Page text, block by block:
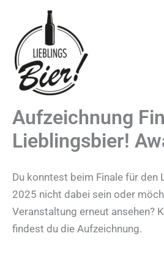
springen
Aufzeichnung
Lieblingsbier!
Du konntest beim Finale für den
2025 nicht dabei sein oder
Veranstaltung erneut ansehen?
findest du die Aufzeichnung.